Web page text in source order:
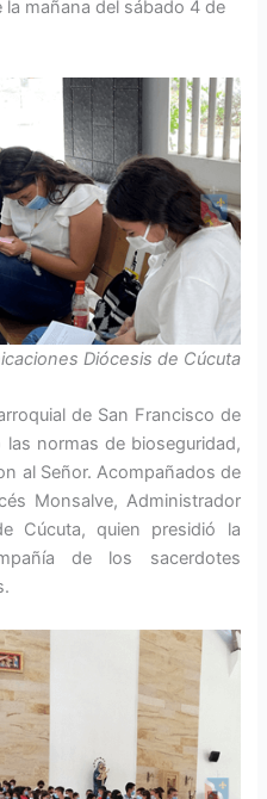
mañana del sábado 4 de
Diócesis de Cúcuta
de San Francisco de
normas de bioseguridad,
al Señor. Acompañados de
Monsalve, Administrador
Cúcuta, quien presidió la
de los sacerdotes